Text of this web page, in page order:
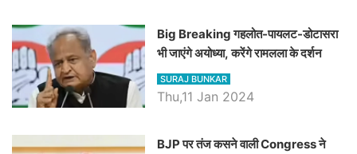
Big Breaking गहलोत-पायलट-डोटासरा
भी जाएंगे अयोध्या, करेंगे रामलला के दर्शन
SURAJ BUNKAR
Thu,11 Jan 2024
BJP पर तंज कसने वाली Congress ने